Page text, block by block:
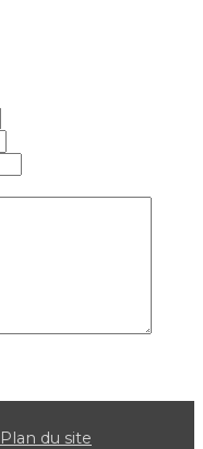
Plan du site